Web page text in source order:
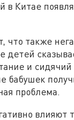
в Китае
что также
детей
и сидячий
бабушек
проблема.
влияют